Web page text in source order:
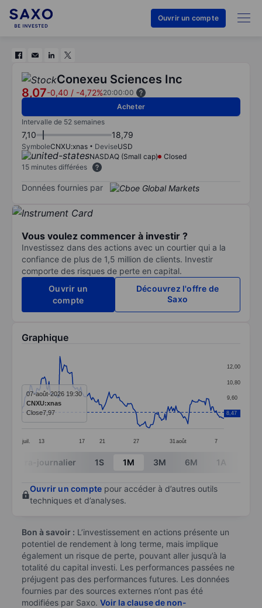
Ouvrir un compte
Conexeu Sciences Inc
8,07-0,40 / -4,72%20:00:00
Acheter
Intervalle de 52 semaines
7,10 18,79
SymboleCNXU:xnas DeviseUSD
NASDAQ (Small cap)
Closed
15 minutes différées
Données fournies par
Vous voulez commencer à investir ?
Investissez dans des actions avec un courtier qui a la
confiance de plus de 1,5 million de clients. Investir
comporte des risques de perte en capital.
Ouvrir un
compte
Découvrez l'offre de
Saxo
Graphique
Line chart with 186 data points.
The chart has 1 X axis displaying categories.
The chart has 1 Y axis displaying values. Data ranges
juil. 13 17 21 27 31 août 7
8,40
9,60
10,80
12,00
8,47
07-août-2026 19:30
CNXU:xnas
Close7,97
End of interactive chart.
Intra-journalier 1S 1M 3M 6M 1A
Ouvrir un compte pour accéder à d’autres outils
techniques et d’analyses.
Bon à savoir : L’investissement en actions présente un
potentiel de rendement à long terme, mais implique
également un risque de perte, pouvant aller jusqu’à la
totalité du capital investi. Les performances passées ne
préjugent pas des performances futures. Les données
fournies par des sources externes n’ont pas été
modifiées par Saxo. Voir la clause de non-